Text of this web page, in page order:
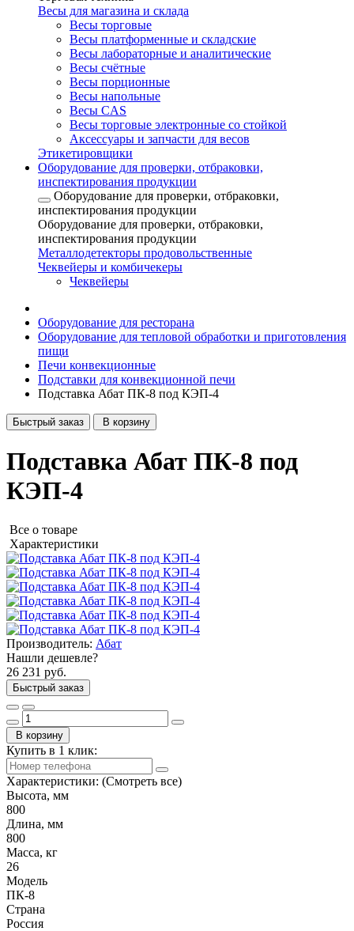
Весы для магазина и склада
Весы торговые
Весы платформенные и складские
Весы лабораторные и аналитические
Весы счётные
Весы порционные
Весы напольные
Весы CAS
Весы торговые электронные со стойкой
Аксессуары и запчасти для весов
Этикетировщики
Оборудование для проверки, отбраковки,
инспектирования продукции
Оборудование для проверки, отбраковки,
инспектирования продукции
Оборудование для проверки, отбраковки,
инспектирования продукции
Металлодетекторы продовольственные
Чеквейеры и комбичекеры
Чеквейеры
Оборудование для ресторана
Оборудование для тепловой обработки и приготовления
пищи
Печи конвекционные
Подставки для конвекционной печи
Подставка Абат ПК-8 под КЭП-4
Быстрый заказ В корзину
Подставка Абат ПК-8 под
КЭП-4
Все о товаре
Характеристики
Производитель: Абат
Нашли дешевле?
26 231 руб.
Быстрый заказ
В корзину
Купить в 1 клик:
Характеристики: (Смотреть все)
Высота, мм
800
Длина, мм
800
Масса, кг
26
Модель
ПК-8
Страна
Россия